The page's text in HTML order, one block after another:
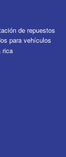
de repuestos
para vehículos